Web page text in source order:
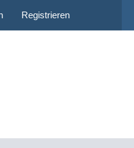
Registrieren